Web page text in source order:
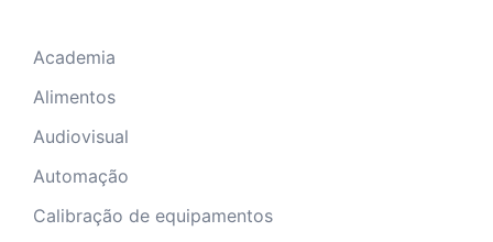
Academia
Alimentos
Audiovisual
Automação
Calibração de equipamentos